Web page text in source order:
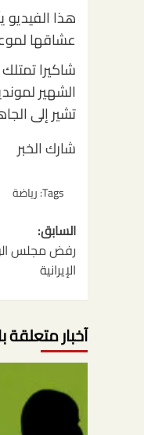
هذا
عشاقها لموعد إطلاق
تشير إلى
شارك الخبر
Tags: رياضة
تصفّح
السابق:
رفض مجلس
الإيرانية
آخبار